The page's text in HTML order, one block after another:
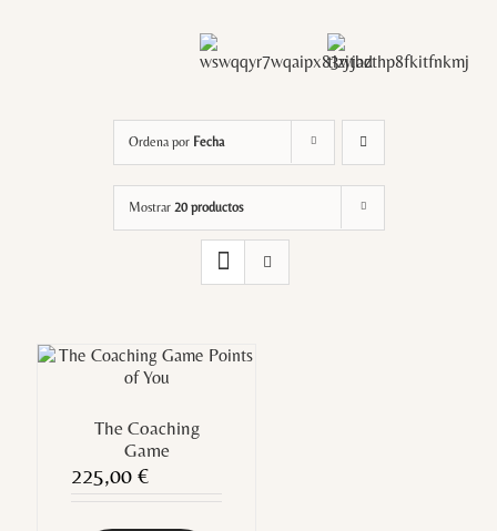
Ordena por Fecha
Mostrar 20 productos
The Coaching
Game
225,00 €